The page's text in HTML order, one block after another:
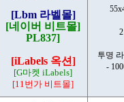
[Lbm 라벨몰]
[네이버 비트몰]
PL837]
[iLabels 옥션]
[G마켓 iLabels]
[11번가 비트몰]
투명
-